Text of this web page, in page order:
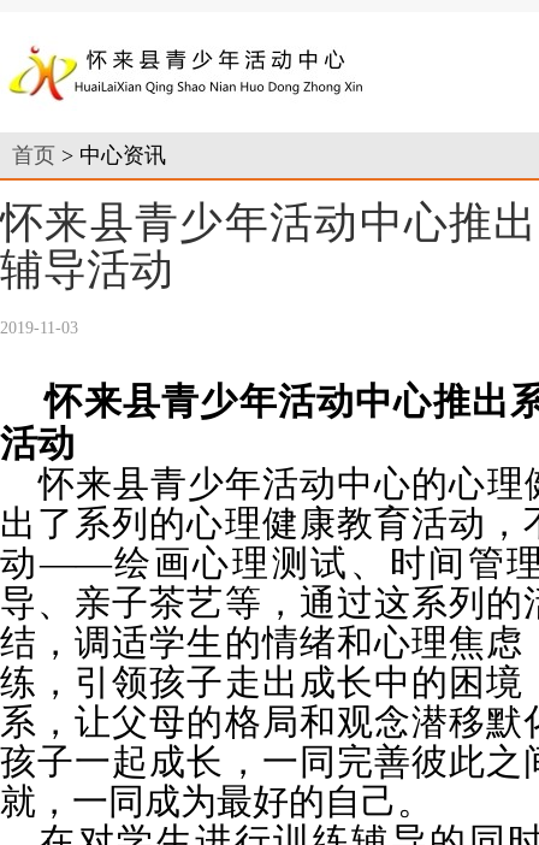
首页 > 中心资讯
怀来县青少年活动中心推
辅导活动
2019-11-03
怀来县青少年活动中心推出
活动
怀来县青少年活动中心的心
出了系列的心理健康教育活动
动——绘画心理测试、时间管
导、亲子茶艺等，通过这系列
结，调适学生的情绪和心理焦虑
练，引领孩子走出成长中的困境
系，让父母的格局和观念潜移
孩子一起成长，一同完善彼此之
就，一同成为最好的自己。